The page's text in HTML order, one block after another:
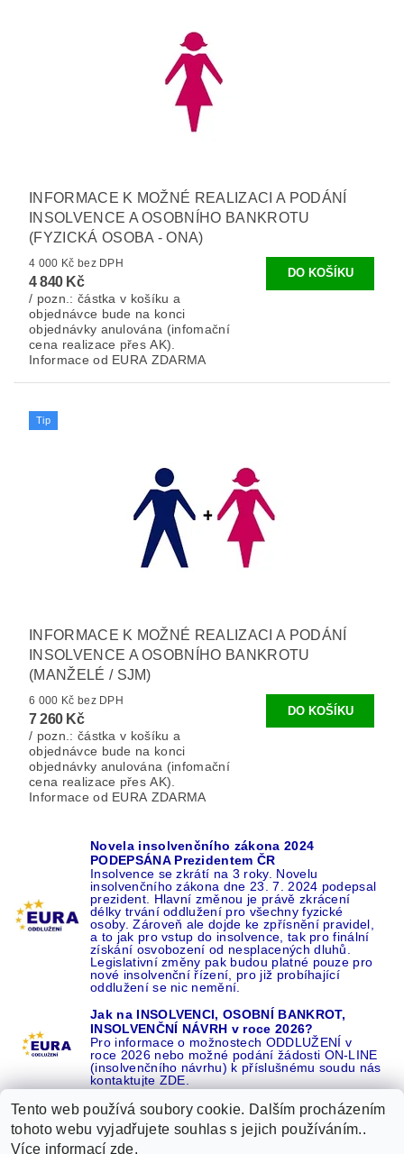
INFORMACE K MOŽNÉ REALIZACI A PODÁNÍ
INSOLVENCE A OSOBNÍHO BANKROTU
(FYZICKÁ OSOBA - ONA)
4 000 Kč bez DPH
4 840 Kč
/ pozn.: částka v košíku a
objednávce bude na konci
objednávky anulována (infomační
cena realizace přes AK).
Informace od EURA ZDARMA
Tip
INFORMACE K MOŽNÉ REALIZACI A PODÁNÍ
INSOLVENCE A OSOBNÍHO BANKROTU
(MANŽELÉ / SJM)
6 000 Kč bez DPH
7 260 Kč
/ pozn.: částka v košíku a
objednávce bude na konci
objednávky anulována (infomační
cena realizace přes AK).
Informace od EURA ZDARMA
Novela insolvenčního zákona 2024
PODEPSÁNA Prezidentem ČR
Insolvence se zkrátí na 3 roky. Novelu
insolvenčního zákona dne 23. 7. 2024 podepsal
prezident. Hlavní změnou je právě zkrácení
délky trvání oddlužení pro všechny fyzické
osoby. Zároveň ale dojde ke zpřísnění pravidel,
a to jak pro vstup do insolvence, tak pro finální
získání osvobození od nesplacených dluhů.
Legislativní změny pak budou platné pouze pro
nové insolvenční řízení, pro již probíhající
oddlužení se nic nemění.
Jak na INSOLVENCI, OSOBNÍ BANKROT,
INSOLVENČNÍ NÁVRH v roce 2026?
Pro informace o možnostech ODDLUŽENÍ v
roce 2026 nebo možné podání žádosti ON-LINE
(insolvenčního návrhu) k příslušnému soudu nás
kontaktujte ZDE.
Tento web používá soubory cookie. Dalším procházením
tohoto webu vyjadřujete souhlas s jejich používáním..
Více informací zde.